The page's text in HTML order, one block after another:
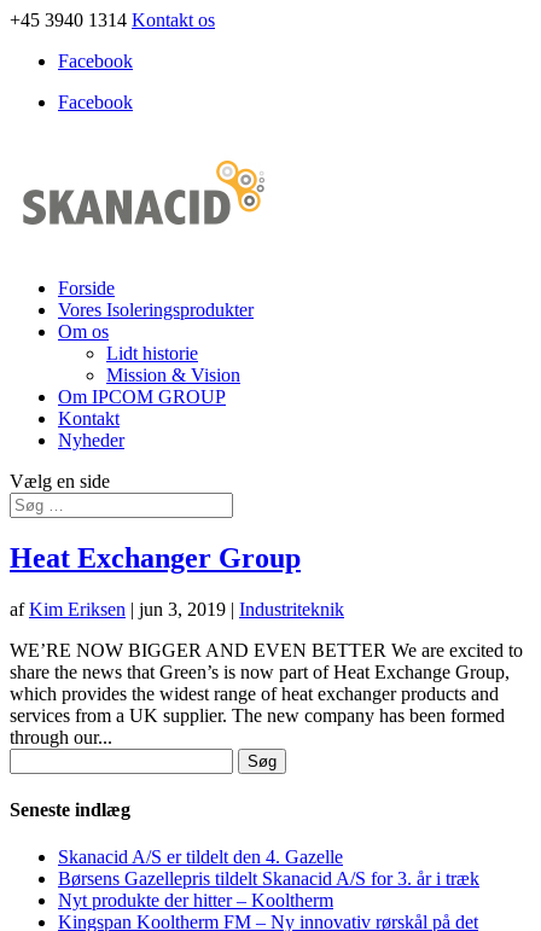
+45 3940 1314 Kontakt os
Facebook
Facebook
Forside
Vores Isoleringsprodukter
Om os
Lidt historie
Mission & Vision
Om IPCOM GROUP
Kontakt
Nyheder
Vælg en side
Heat Exchanger Group
afKim Eriksen | jun 3, 2019 | Industriteknik
WE’RE NOW BIGGER AND EVEN BETTER We are excited to
share the news that Green’s is now part of Heat Exchange Group,
which provides the widest range of heat exchanger products and
services from a UK supplier. The new company has been formed
through our...
efter:
Seneste indlæg
Skanacid A/S er tildelt den 4. Gazelle
Børsens Gazellepris tildelt Skanacid A/S for 3. år i træk
Nyt produkte der hitter – Kooltherm
Kingspan Kooltherm FM – Ny innovativ rørskål på det